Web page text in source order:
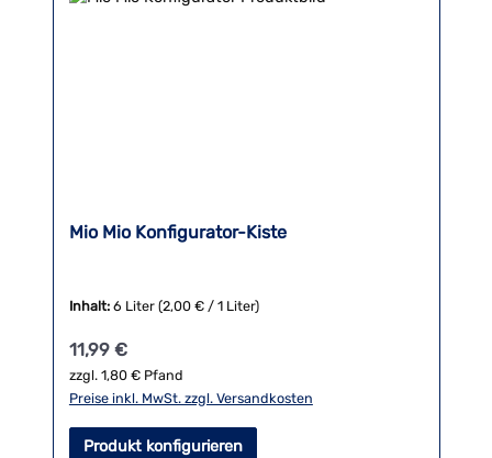
Mio Mio Konfigurator-Kiste
Inhalt: 6 Liter (2,00 € / 1 Liter)
Regulärer Preis:
11,99 €
zzgl. 1,80 € Pfand
Preise inkl. MwSt. zzgl. Versandkosten
Produkt konfigurieren